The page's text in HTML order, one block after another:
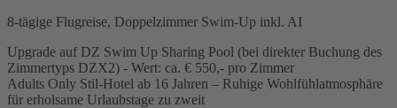
8-tägige Flugreise, Doppelzimmer Swim-Up inkl. AI
Upgrade auf DZ Swim Up Sharing Pool (bei direkter Buchung des
Zimmertyps DZX2) - Wert: ca. € 550,- pro Zimmer
Adults Only Stil-Hotel ab 16 Jahren – Ruhige Wohlfühlatmosphäre
für erholsame Urlaubstage zu zweit